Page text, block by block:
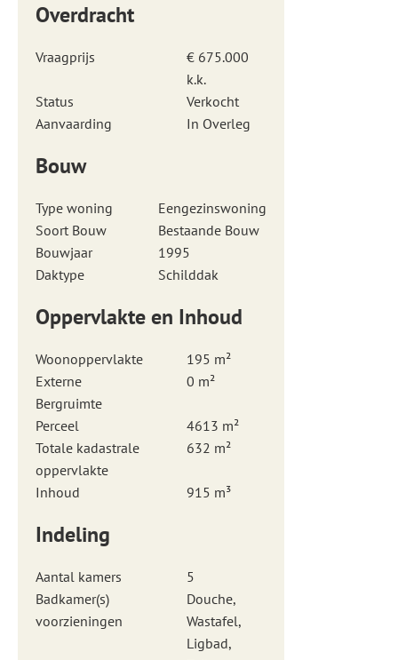
Overdracht
Vraagprijs
€ 675.000
k.k.
Status
Verkocht
Aanvaarding
In Overleg
Bouw
Type woning
Eengezinswoning
Soort Bouw
Bestaande Bouw
Bouwjaar
1995
Daktype
Schilddak
Oppervlakte en Inhoud
Woonoppervlakte
195 m²
Externe
Bergruimte
0 m²
Perceel
4613 m²
Totale kadastrale
oppervlakte
632 m²
Inhoud 915 m³
Indeling
Aantal kamers
5
Badkamer(s)
voorzieningen
Douche,
Wastafel,
Ligbad,